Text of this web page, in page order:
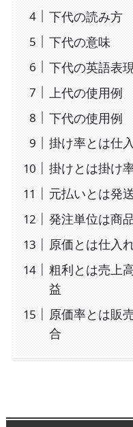
下代の読み方
下代の意味
下代の英語表
上代の使用例
下代の使用例
掛け率とは仕
掛けとは掛け
元払いとは発
発注単位は商
原価とは仕入
粗利とは売上
益
原価率とは販
合